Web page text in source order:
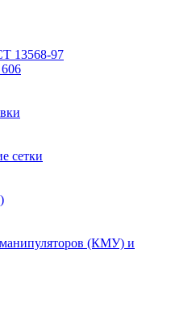
13568-97
сетки
манипуляторов (КМУ) и